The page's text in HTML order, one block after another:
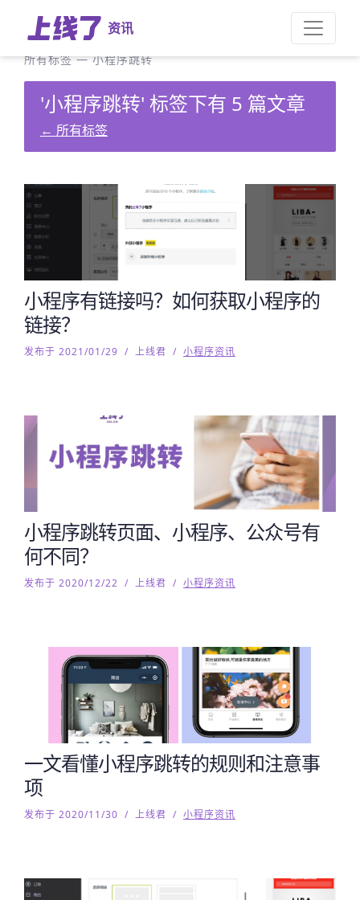
资讯
所有标签—小程序跳转
'小程序跳转' 标签下有 5 篇文章
← 所有标签
小程序有链接吗？如何获取小程序的
链接？
发布于 2021/01/29 / 上线君 / 小程序资讯
小程序跳转页面、小程序、公众号有
何不同？
发布于 2020/12/22 / 上线君 / 小程序资讯
一文看懂小程序跳转的规则和注意事
项
发布于 2020/11/30 / 上线君 / 小程序资讯